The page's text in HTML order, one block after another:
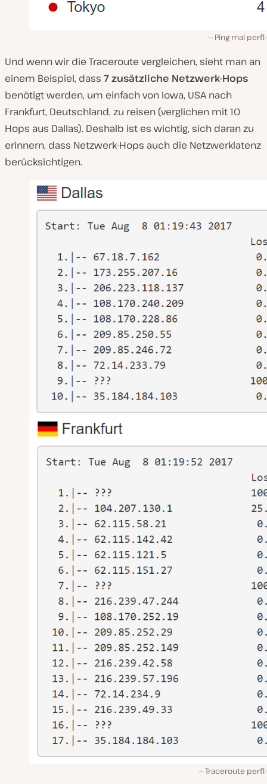
Ping mal perf1
Und wenn wir die Traceroute vergleichen, sieht man an
einem Beispiel, dass 7 zusätzliche Netzwerk-Hops
benötigt werden, um einfach von Iowa, USA nach
Frankfurt, Deutschland, zu reisen (verglichen mit 10
Hops aus Dallas). Deshalb ist es wichtig, sich daran zu
erinnern, dass Netzwerk-Hops auch die Netzwerklatenz
berücksichtigen.
Traceroute perf1